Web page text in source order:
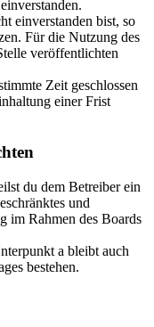
einverstanden bist, so
Für die Nutzung des
veröffentlichten
Zeit geschlossen
einer Frist
du dem Betreiber ein
und
im Rahmen des Boards
a bleibt auch
bestehen.